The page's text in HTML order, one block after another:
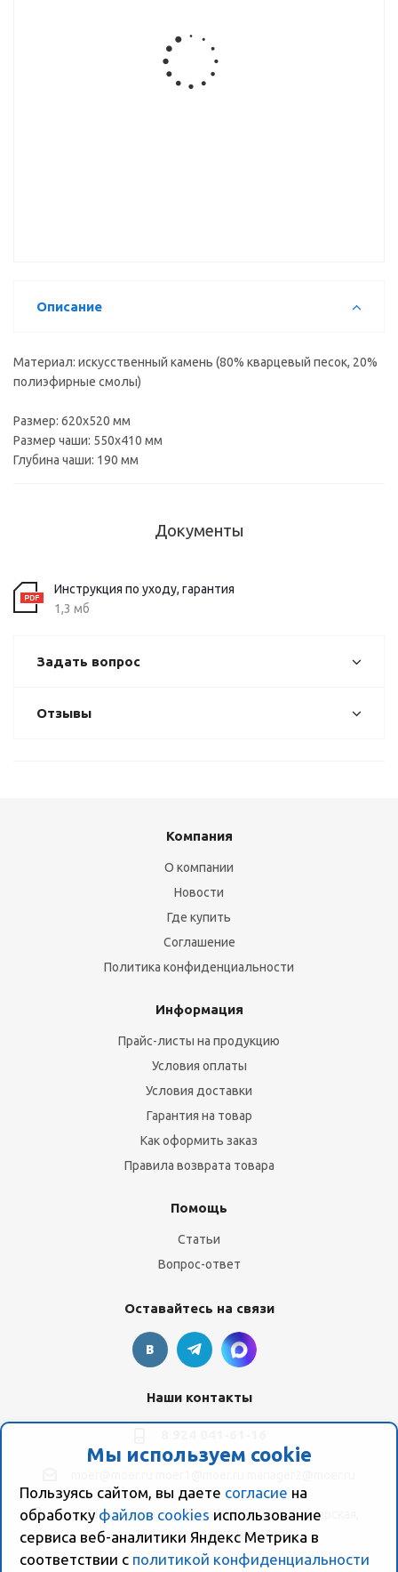
КВАРЦ 218
Moer
Описание
Материал: искусственный камень (80% кварцевый песок, 20%
полиэфирные смолы)
Размер: 620х520 мм
Размер чаши: 550х410 мм
Глубина чаши: 190 мм
Документы
Инструкция по уходу, гарантия
1,3 мб
Задать вопрос
Отзывы
Мы используем cookie
Пользуясь сайтом, вы даете согласие на
обработку файлов cookies использование
сервиса веб-аналитики Яндекс Метрика в
соответствии с политикой конфиденциальности
Компания
О компании
Новости
Где купить
Соглашение
Политика конфиденциальности
Информация
Прайс-листы на продукцию
Условия оплаты
Условия доставки
Гарантия на товар
Как оформить заказ
Правила возврата товара
Помощь
Статьи
Вопрос-ответ
Оставайтесь на связи
Наши контакты
ул. Пионерская, 154 (база "Космо") ул. Пионерская,
154, Склад компании Моер